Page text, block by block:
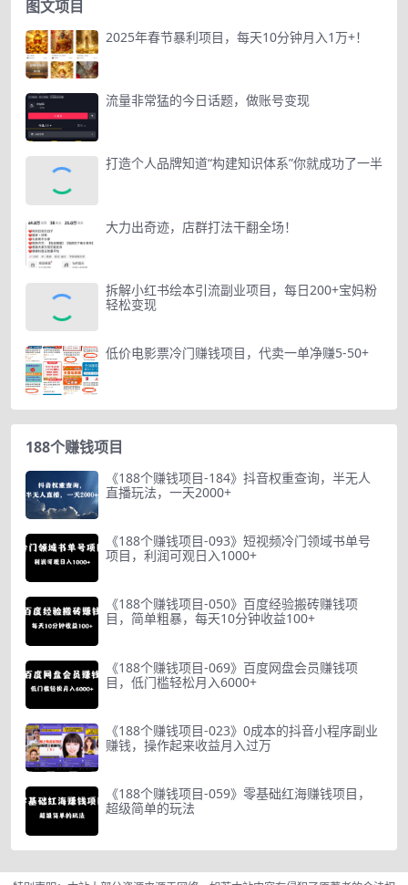
图文项目
2025年春节暴利项目，每天10分钟月入1万+！
流量非常猛的今日话题，做账号变现
打造个人品牌知道“构建知识体系”你就成功了一半
大力出奇迹，店群打法干翻全场！
拆解小红书绘本引流副业项目，每日200+宝妈粉
轻松变现
低价电影票冷门赚钱项目，代卖一单净赚5-50+
188个赚钱项目
《188个赚钱项目-184》抖音权重查询，半无人
直播玩法，一天2000+
《188个赚钱项目-093》短视频冷门领域书单号
项目，利润可观日入1000+
《188个赚钱项目-050》百度经验搬砖赚钱项
目，简单粗暴，每天10分钟收益100+
《188个赚钱项目-069》百度网盘会员赚钱项
目，低门槛轻松月入6000+
《188个赚钱项目-023》0成本的抖音小程序副业
赚钱，操作起来收益月入过万
《188个赚钱项目-059》零基础红海赚钱项目，
超级简单的玩法